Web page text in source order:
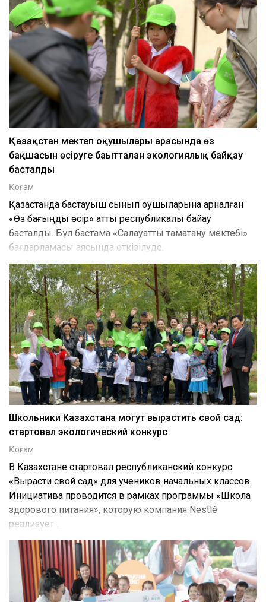
Қазақстан мектеп оқушылары арасында өз
бақшасын өсіруге бағытталған экологиялық байқау
басталды
Қоғам
Қазақстанда бастауыш сынып оқушыларына арналған
«Өз бағыңды өсір» атты республикалық байқау
басталды. Бұл бастама «Салауатты тамақтану мектебі»
бағдарламасы аясында өткізілуде.
Школьники Казахстана могут вырастить свой сад:
стартовал экологический конкурс
Қоғам
В Казахстане стартовал республиканский конкурс
«Вырасти свой сад» для учеников начальных классов.
Инициатива проводится в рамках программы «Школа
здорового питания», которую компания Nestlé
реализует ...